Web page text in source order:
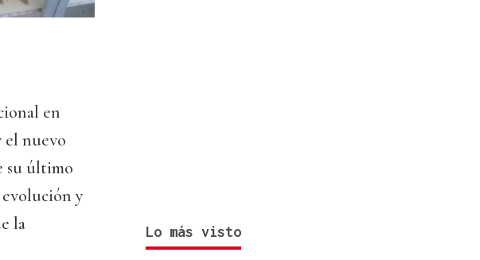
en
el nuevo
su último
y
la
Lo más visto